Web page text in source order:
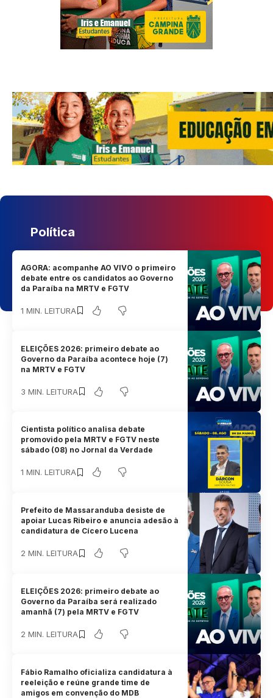
Política
AGORA: acompanhe AO VIVO o primeiro
debate entre os candidatos ao Governo
da Paraíba na MRTV e FGTV
1 MIN. LEITURA
ELEIÇÕES 2026: primeiro debate ao
Governo da Paraíba acontece hoje (7)
na MRTV e FGTV
3 MIN. LEITURA
Cientista político analisa debate
promovido pela MRTV e FGTV neste
sábado (08) no Jornal da Verdade
1 MIN. LEITURA
Prefeito de Massaranduba desiste de
apoiar Lucas Ribeiro e anuncia adesão à
candidatura de Cícero Lucena
2 MIN. LEITURA
ELEIÇÕES 2026: primeiro debate ao
Governo da Paraíba será realizado
amanhã (7) pela MRTV e FGTV
2 MIN. LEITURA
Fábio Ramalho oficializa candidatura à
reeleição e reúne grande time de
amigos em convenção do MDB